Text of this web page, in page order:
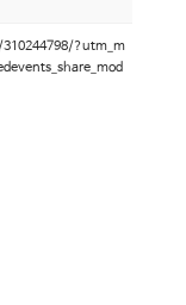
?utm_m